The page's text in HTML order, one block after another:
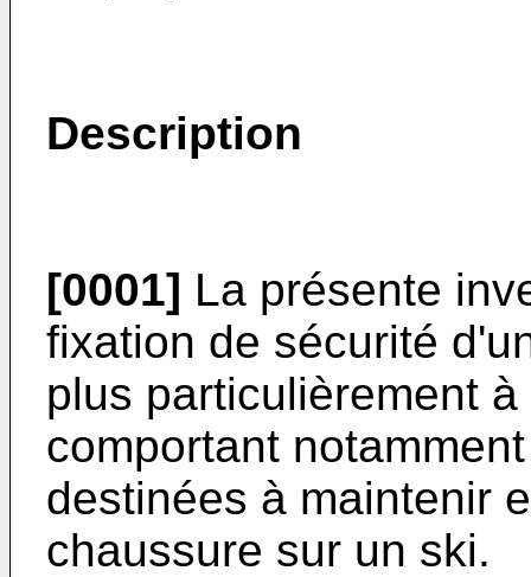
Description
[0001] La présente
fixation de sécurité
plus particulièrement
comportant
destinées à maintenir
chaussure sur un ski.